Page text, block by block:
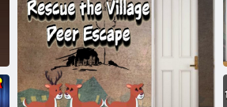
יינרוָאשזד ןפיולטנַא :ראה עמרוט
עירעטסימ הדועס
גניוויגסקנַאהט יד
זיוה ייטראפ
גניוויגסקנַאהט
דידיסקי ַארַאט